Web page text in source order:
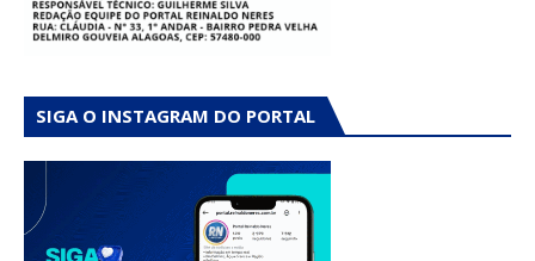
SIGA O INSTAGRAM DO PORTAL